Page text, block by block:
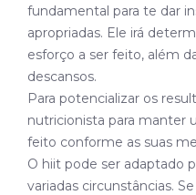
fundamental para te dar
apropriadas. Ele irá
esforço a ser feito, além
descansos.
Para potencializar os
nutricionista para manter
feito conforme as suas
O hiit pode ser adaptado
variadas circunstâncias.